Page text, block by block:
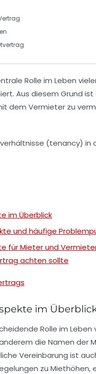
Rolle im Leben
Aus diesem Grund
dem Vermieter zu
im Überblick
und häufige
für Mieter und
achten sollte
im
Rolle im
die Namen der
Vereinbarung ist
zu Miethöhen,